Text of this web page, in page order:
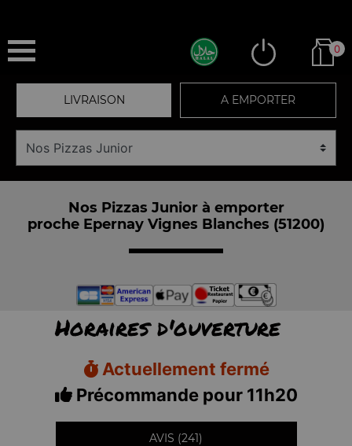
0
LIVRAISON A EMPORTER
Nos Pizzas Junior à emporter
proche Epernay Vignes Blanches (51200)
Horaires d'ouverture
Actuellement fermé
Précommande pour 11h20
AVIS (241)